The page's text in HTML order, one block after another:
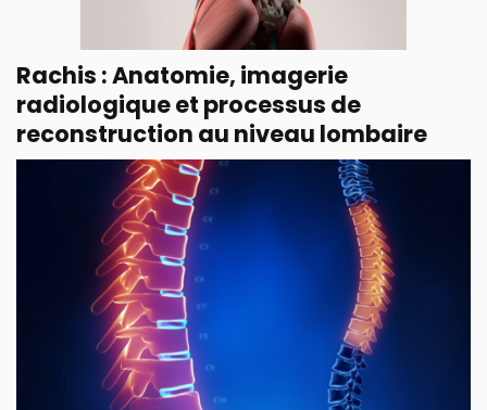
Rachis : Anatomie, imagerie
radiologique et processus de
reconstruction au niveau lombaire